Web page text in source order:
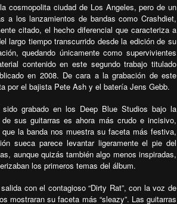
cosmopolita ciudad de Los Angeles, pero de un
a los lanzamientos de bandas como Crashdiet,
citado, el hecho diferencial que caracteriza a
largo tiempo transcurrido desde la edición de su
quedando únicamente como supervivientes
contenido en este segundo trabajo titulado
en 2008. De cara a la grabación de este
por el bajista Pete Ash y el batería Jens Gebb.
grabado en los Deep Blue Studios bajo la
sus guitarras es ahora más crudo e incisivo,
la banda nos muestra su faceta más festiva,
sueca parece levantar ligeramente el pie del
aunque quizás también algo menos inspiradas,
los primeros temas del álbum.
con el contagioso “Dirty Rat”, con la voz de
mostraran su faceta más “sleazy”. Las guitarras